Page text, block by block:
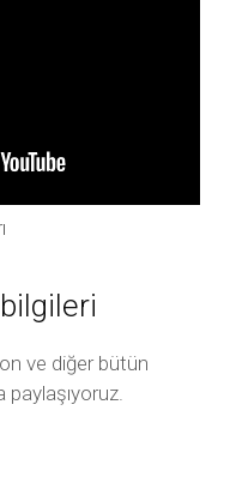
ve diğer bütün
paylaşıyoruz.